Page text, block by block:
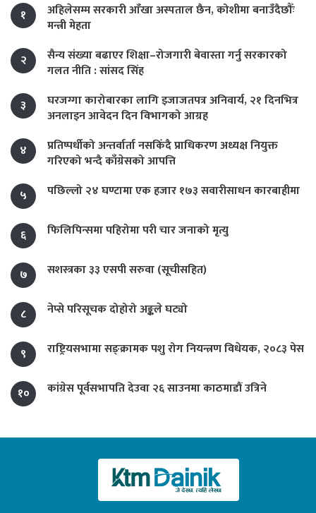
१
अहिलेसम्म सरकारी आँखा अस्पताल छैन, कोशीमा बनाउँदैछौँः
मन्त्री मेहता
२
सैन्य संख्या बढाएर शिक्षा–रोजगारी बेवास्ता गर्नु सरकारको
गलत नीति : सांसद सिंह
३
घरजग्गा कारोबारका लागि इजाजतपत्र अनिवार्य, २१ दिनभित्र
अनलाइन आवेदन दिन विभागको आग्रह
४
प्रतिष्पर्धीको अन्तर्वार्ता नसकिँदै प्राधिकरण अध्यक्ष नियुक्त
गरिएको भन्दै काँग्रेसको आपत्ति
५
पछिल्लो २४ घण्टामा एक हजार १७३ सवारीसाधन कारबाहीमा
६ फिलिपिन्समा पहिरोमा परी चार जनाको मृत्यु
७ सशस्त्रका ३३ एसपी सरुवा (सूचीसहित)
८ नेप्से परिसूचक दोहोरो अङ्कले घट्यो
९ राष्ट्रियसभामा सङ्क्रामक पशु रोग नियन्त्रण विधेयक, २०८३ पेस
१० कांग्रेस पूर्वसभापति देउवा २६ साउनमा काठमाडौं उत्रिने